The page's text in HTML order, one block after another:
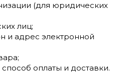
(для юридических
лиц;
и адрес электронной
оплаты и доставки.